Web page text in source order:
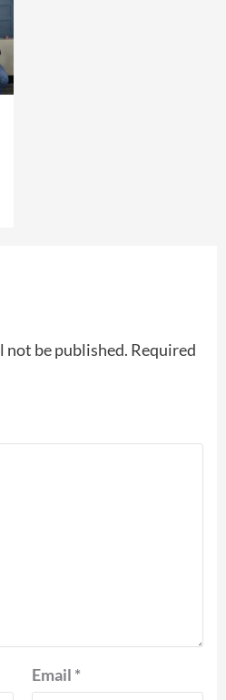
not be published. Required
Email *